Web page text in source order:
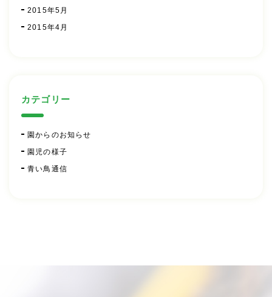
2015年5月
2015年4月
カテゴリー
園からのお知らせ
園児の様子
青い鳥通信